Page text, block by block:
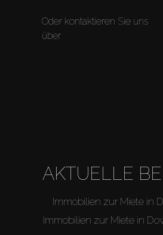
Off-PlanOder kontaktieren Sie uns
über
AKTUELLE
Immobilien zur Miete in
Immobilien zur Miete in